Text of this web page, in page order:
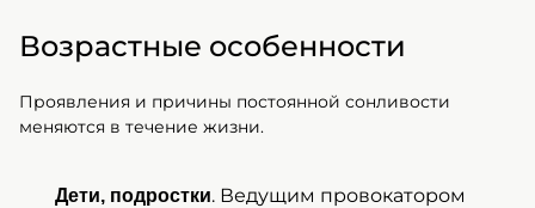
Возрастные особенности
Проявления и причины постоянной сонливости
меняются в течение жизни.
Дети, подростки. Ведущим провокатором